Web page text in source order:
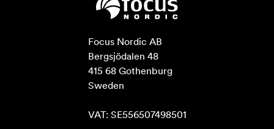
Focus Nordic AB
Bergsjödalen 48
415 68 Gothenburg
Sweden
VAT: SE556507498501